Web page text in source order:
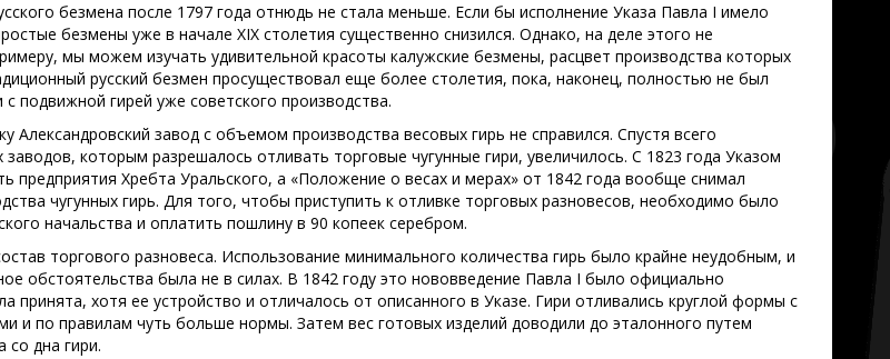
безмена после 1797 года отнюдь не стала меньше. Если бы исполнение Указа Павла I имело
безмены уже в начале XIX столетия существенно снизился. Однако, на деле этого не
мы можем изучать удивительной красоты калужские безмены, расцвет производства которых
русский безмен просуществовал еще более столетия, пока, наконец, полностью не был
подвижной гирей уже советского производства.
Александровский завод с объемом производства весовых гирь не справился. Спустя всего
которым разрешалось отливать торговые чугунные гири, увеличилось. С 1823 года Указом
предприятия Хребта Уральского, а «Положение о весах и мерах» от 1842 года вообще снимал
чугунных гирь. Для того, чтобы приступить к отливке торговых разновесов, необходимо было
начальства и оплатить пошлину в 90 копеек серебром.
торгового разновеса. Использование минимального количества гирь было крайне неудобным, и
обстоятельства была не в силах. В 1842 году это нововведение Павла I было официально
принята, хотя ее устройство и отличалось от описанного в Указе. Гири отливались круглой формы с
и по правилам чуть больше нормы. Затем вес готовых изделий доводили до эталонного путем
со дна гири.